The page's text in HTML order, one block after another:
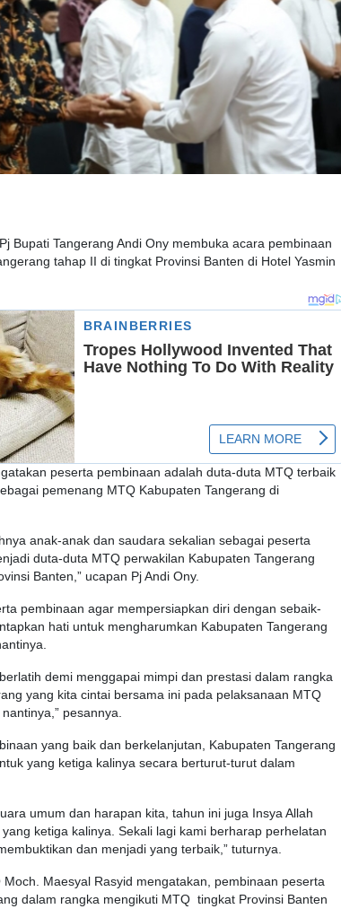
Bupati Tangerang Andi Ony membuka acara pembinaan
tahap II di tingkat Provinsi Banten di Hotel Yasmin
peserta pembinaan adalah duta-duta MTQ terbaik
pemenang MTQ Kabupaten Tangerang di
anak-anak dan saudara sekalian sebagai peserta
duta-duta MTQ perwakilan Kabupaten Tangerang
Banten,” ucapan Pj Andi Ony.
pembinaan agar mempersiapkan diri dengan sebaik-
hati untuk mengharumkan Kabupaten Tangerang
demi menggapai mimpi dan prestasi dalam rangka
yang kita cintai bersama ini pada pelaksanaan MTQ
pesannya.
yang baik dan berkelanjutan, Kabupaten Tangerang
yang ketiga kalinya secara berturut-turut dalam
umum dan harapan kita, tahun ini juga Insya Allah
ketiga kalinya. Sekali lagi kami berharap perhelatan
dan menjadi yang terbaik,” tuturnya.
Maesyal Rasyid mengatakan, pembinaan peserta
dalam rangka mengikuti MTQ tingkat Provinsi Banten